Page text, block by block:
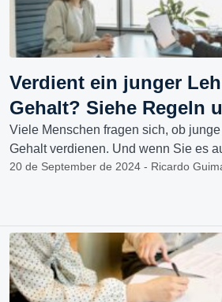
Verdient ein junger
Gehalt? Siehe Regeln
Viele Menschen fragen sich, ob
Gehalt verdienen. Und wenn Sie es
20 de September de 2024 - Ricardo